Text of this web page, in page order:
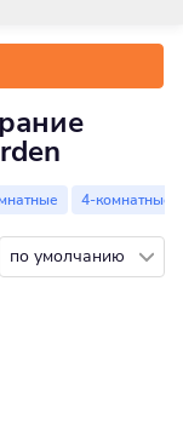
4-комнатные
по умолчанию